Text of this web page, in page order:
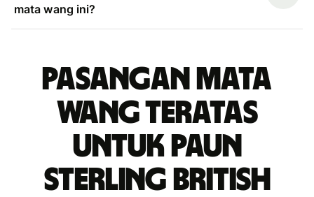
mata wang ini?
Pasangan mata
wang teratas
untuk paun
sterling British